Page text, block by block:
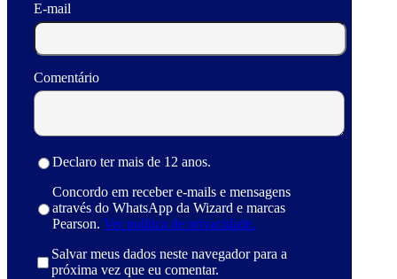
E-mail
Comentário
Declaro ter mais de 12 anos.
Concordo em receber e-mails e mensagens
através do WhatsApp da Wizard e marcas
Pearson. Ver política de privacidade.
Salvar meus dados neste navegador para a
próxima vez que eu comentar.